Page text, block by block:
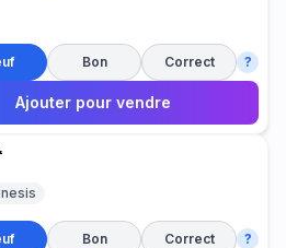
Bon Correct ?
Ajouter pour vendre
Bon Correct ?